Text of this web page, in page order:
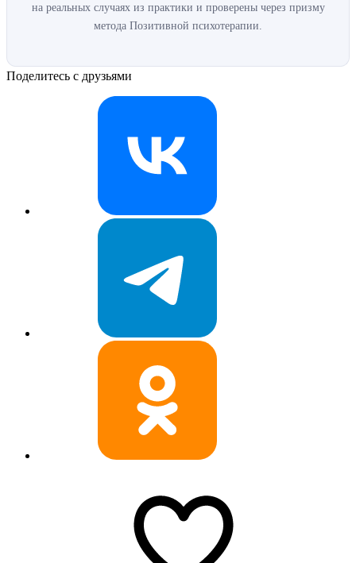
на реальных случаях из практики и проверены через призму
метода Позитивной психотерапии.
Поделитесь с друзьями